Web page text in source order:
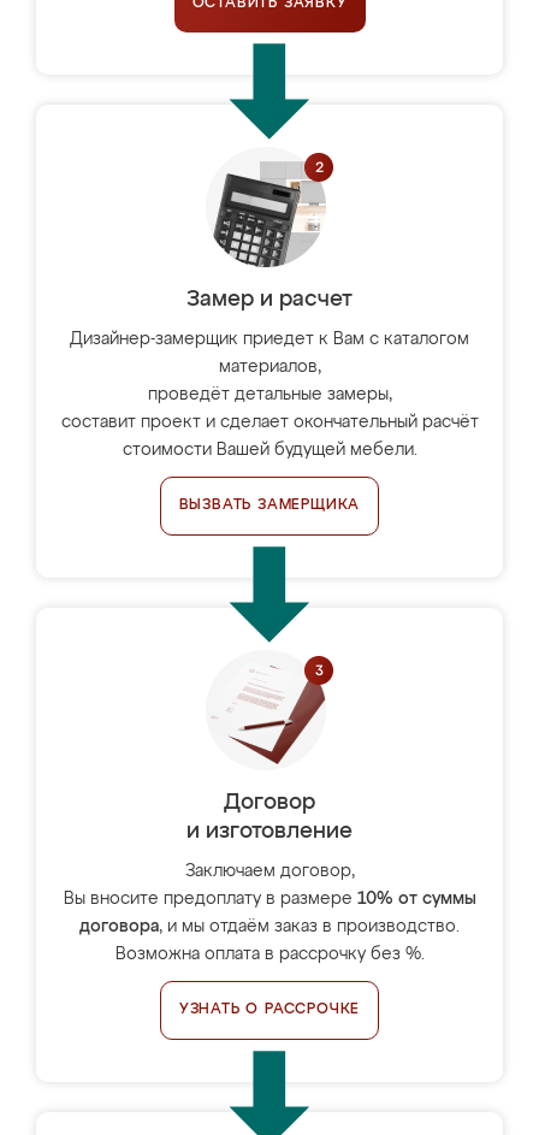
ОСТАВИТЬ ЗАЯВКУ
Замер и расчет
Дизайнер-замерщик приедет к Вам с каталогом
материалов,
проведёт детальные замеры,
составит проект и сделает окончательный расчёт
стоимости Вашей будущей мебели.
ВЫЗВАТЬ ЗАМЕРЩИКА
Договор
и изготовление
Заключаем договор,
Вы вносите предоплату в размере 10% от суммы
договора, и мы отдаём заказ в производство.
Возможна оплата в рассрочку без %.
УЗНАТЬ О РАССРОЧКЕ